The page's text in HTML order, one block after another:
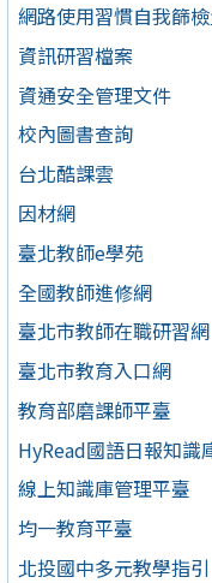
網路使用習慣自我篩
資訊研習檔案
資通安全管理文件
校內圖書查詢
台北酷課雲
因材網
臺北教師e學苑
全國教師進修網
臺北市教師在職研習網
臺北市教育入口網
教育部磨課師平臺
HyRead國語日報知識
線上知識庫管理平臺
均一教育平臺
北投國中多元教學指引